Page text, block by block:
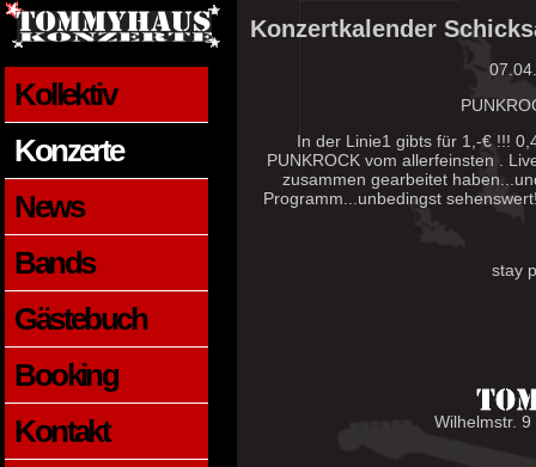
Kollektiv
Konzerte
News
Bands
Gästebuch
Booking
Kontakt
Konzertkalender
In der Linie1 gibts für 1,-€ !!!
PUNKROCK vom allerfeinsten .
zusammen gearbeitet
Programm...unbedingst
stay
Wilhelmstr.